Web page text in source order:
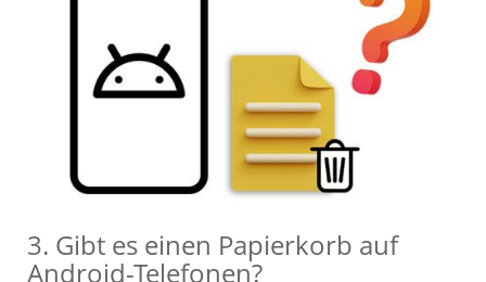
3. Gibt es einen Papierkorb auf
Android-Telefonen?